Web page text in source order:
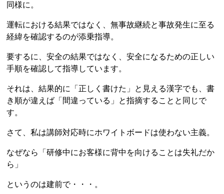
同様に。
運転における結果ではなく、無事故継続と事故発生に至る
経緯を確認するのが添乗指導。
要するに、安全の結果ではなく、安全になるための正しい
手順を確認して指導しています。
それは、結果的に「正しく書けた」と見える漢字でも、書
き順が違えば「間違っている」と指摘することと同じで
す。
さて、私は講師対応時にホワイトボードは使わない主義。
なぜなら「研修中にお客様に背中を向けることは失礼だか
ら」
というのは建前で・・・。